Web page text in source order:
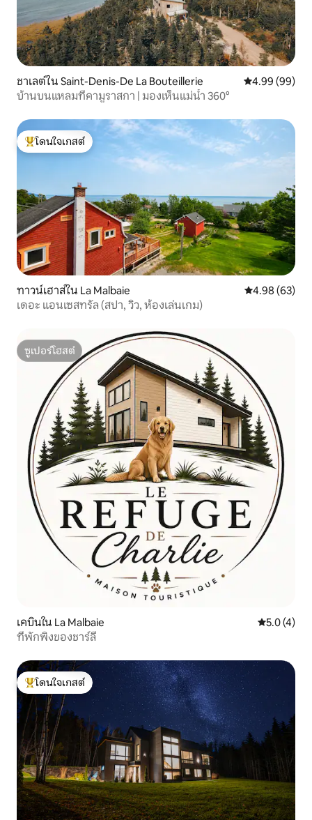
ชาเลต์ใน Saint-Denis-De La Bouteillerie คะแนนเฉลี่ย
4.99 (99)
บ้านบนแหลมที่คามูราสกา | มองเห็นแม่น้ำ 360°
โดนใจเกสต์ที่สุด
โดนใจเกสต์
ทาวน์เฮาส์ใน La Malbaie คะแนนเฉลี่ย
4.98 (63)
เดอะ แอนเซสทรัล (สปา, วิว, ห้องเล่นเกม)
ซูเปอร์โฮสต์
ซูเปอร์โฮสต์
เคบินใน La Malbaie คะแนนเฉลี่
5.0 (4)
ที่พักพิงของชาร์ลี
โดนใจเกสต์ที่สุด
โดนใจเกสต์